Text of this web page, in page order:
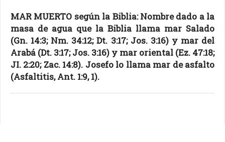
MAR MUERTO según la Biblia: Nombre dado a la
masa de agua que la Biblia llama mar Salado
(Gn. 14:3; Nm. 34:12; Dt. 3:17; Jos. 3:16) y mar del
Arabá (Dt. 3:17; Jos. 3:16) y mar oriental (Ez. 47:18;
JI. 2:20; Zac. 14:8). Josefo lo llama mar de asfalto
(Asfaltitis, Ant. 1:9, 1).